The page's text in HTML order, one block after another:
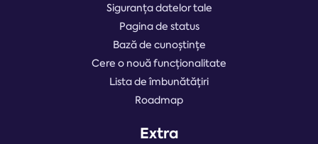
Siguranța datelor tale
Pagina de status
Bază de cunoștințe
Cere o nouă funcționalitate
Lista de îmbunătățiri
Roadmap
Extra